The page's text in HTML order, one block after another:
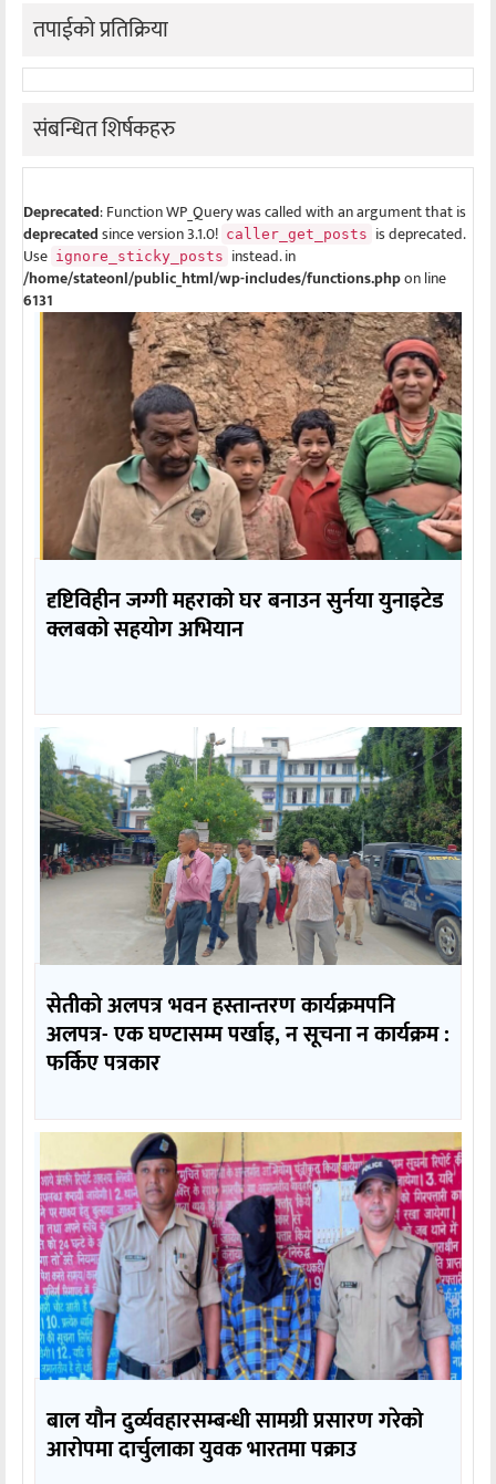
तपाईको प्रतिक्रिया
संबन्धित शिर्षकहरु
Deprecated: Function WP_Query was called with an argument that is
deprecatedsince version 3.1.0! caller_get_posts is deprecated.
Use ignore_sticky_posts instead. in
/home/stateonl/public_html/wp-includes/functions.phpon line
6131
दृष्टिविहीन जग्गी महराको घर बनाउन सुर्नया युनाइटेड
क्लबको सहयोग अभियान
सेतीको अलपत्र भवन हस्तान्तरण कार्यक्रमपनि
अलपत्र- एक घण्टासम्म पर्खाइ, न सूचना न कार्यक्रम :
फर्किए पत्रकार
बाल यौन दुर्व्यवहारसम्बन्धी सामग्री प्रसारण गरेको
आरोपमा दार्चुलाका युवक भारतमा पक्राउ